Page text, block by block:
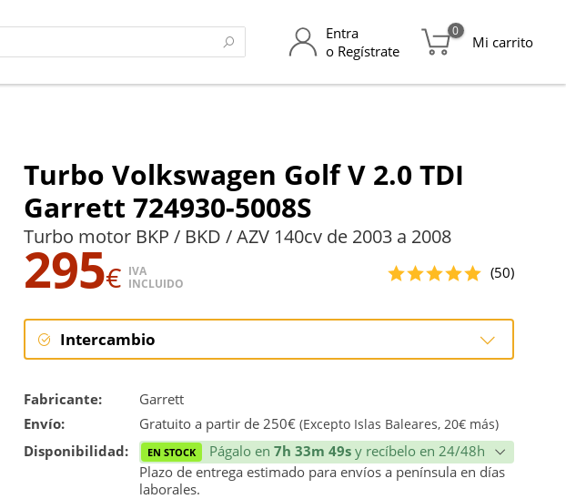
Entra
o Regístrate
0
Mi carrito
Turbo Volkswagen Golf V 2.0 TDI
Garrett 724930-5008S
Turbo motor BKP / BKD / AZV 140cv de 2003 a 2008
295€ IVA
INCLUIDO
(50)
Intercambio
Reconstrucción
Fabricante:
Garrett
Envío:
Gratuito a partir de 250€ (Excepto Islas Baleares, 20€ más)
Disponibilidad: EN STOCK Págalo en 7h 33m 48s y recíbelo en 24/48h
Plazo de entrega estimado para envíos a península en días
laborales.